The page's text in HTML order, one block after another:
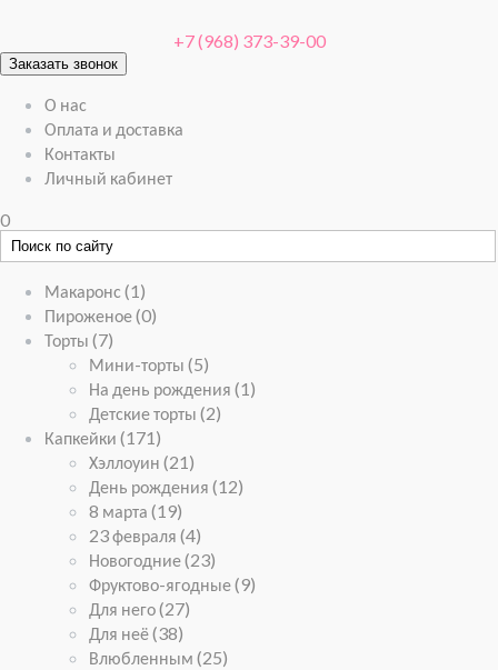
+7 (968) 373-39-00
Заказать звонок
О нас
Оплата и доставка
Контакты
Личный кабинет
0
Макаронс(1)
Пироженое(0)
Торты (7)
Мини-торты (5)
На день рождения (1)
Детские торты (2)
Капкейки (171)
Хэллоуин (21)
День рождения (12)
8 марта (19)
23 февраля (4)
Новогодние(23)
Фруктово-ягодные(9)
Для него(27)
Для неё(38)
Влюбленным (25)